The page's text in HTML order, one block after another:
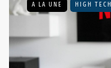
A LA UNE HIGH TECH